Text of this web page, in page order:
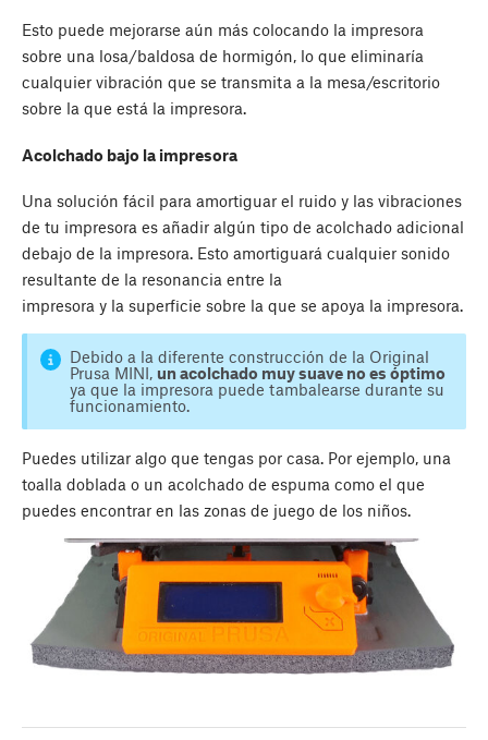
Esto puede mejorarse aún más colocando la impresora
sobre una losa/baldosa de hormigón, lo que eliminaría
cualquier vibración que se transmita a la mesa/escritorio
sobre la que está la impresora.
Acolchado bajo la impresora
Una solución fácil para amortiguar el ruido y las vibraciones
de tu impresora es añadir algún tipo de acolchado adicional
debajo de la impresora. Esto amortiguará cualquier sonido
resultante de la resonancia entre la
impresora y la superficie sobre la que se apoya la impresora.
Debido a la diferente construcción de la Original
Prusa MINI, un acolchado muy suave no es óptimo
ya que la impresora puede tambalearse durante su
funcionamiento.
Puedes utilizar algo que tengas por casa. Por ejemplo, una
toalla doblada o un acolchado de espuma como el que
puedes encontrar en las zonas de juego de los niños.